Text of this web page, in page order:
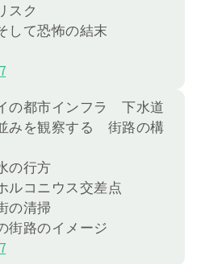
スク
して恐怖の結末
の都市インフラ 下水道
みを観察する 街路の構
の行方
ルコニウス交差点
の清掃
街路のイメージ